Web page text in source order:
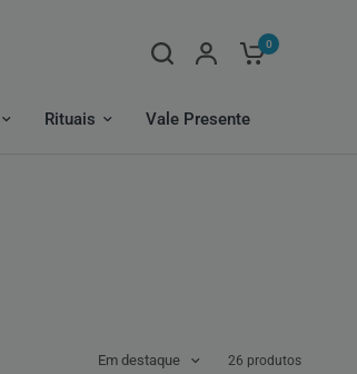
0
Rituais Vale Presente
Em destaque 26 produtos